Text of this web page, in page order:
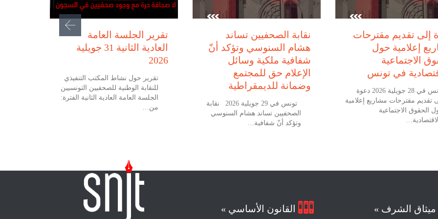
تقرير الجلسة العامة
العادية الثانية 31 جويلية
2026
تقرير حول نشاط المكتب التنفيذي
للنقابة الوطنية للصحفيين التونسيين
الجلسة العامة العادية الثانية الفترة:
من…
نقابة الصحفيين تساند
هشام السنوسي وتؤكد أنّ
شفافية ملكية وسائل
الإعلام حق للمجتمع
وضمانة للديمقراطية
تونس في 29 جويلية 2026 نقابة
الصحفيين تساند هشام السنوسي
وتؤكد أنّ شفافية…
إلى تقديم مقترحات
إعلامية حول
الاجتماعية
في تونس
تونس في 28 جويلية 2026 دعوة
تقديم مقترحات مشاريع إعلامية
الحقوق الاجتماعية
 القانون الأساسي » ميثاق الشرف »